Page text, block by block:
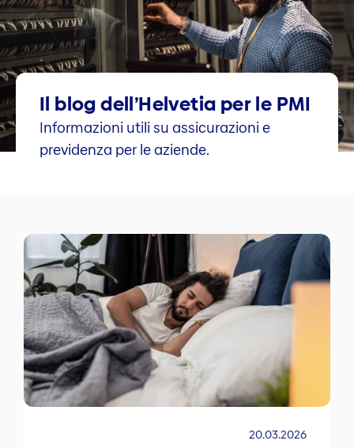
Il blog dell’Helvetia per le PMI
Informazioni utili su assicurazioni e
previdenza per le aziende.
20.03.2026